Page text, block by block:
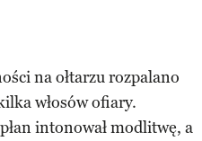
na ołtarzu rozpalano
włosów ofiary.
intonował modlitwę, a